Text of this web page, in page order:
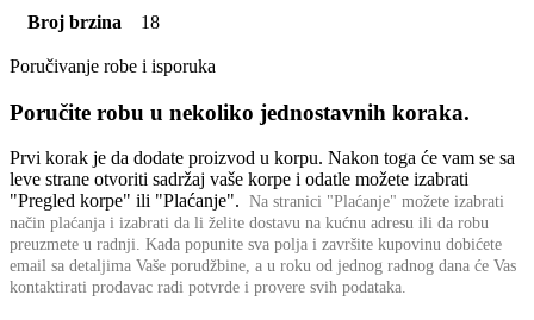
Broj brzina 18
Poručivanje robe i isporuka
Poručite robu u nekoliko jednostavnih koraka.
Prvi korak je da dodate proizvod u korpu. Nakon toga će vam se sa
leve strane otvoriti sadržaj vaše korpe i odatle možete izabrati
"Pregled korpe" ili "Plaćanje". Na stranici "Plaćanje" možete izabrati
način plaćanja i izabrati da li želite dostavu na kućnu adresu ili da robu
preuzmete u radnji. Kada popunite sva polja i završite kupovinu dobićete
email sa detaljima Vaše porudžbine, a u roku od jednog radnog dana će Vas
kontaktirati prodavac radi potvrde i provere svih podataka.